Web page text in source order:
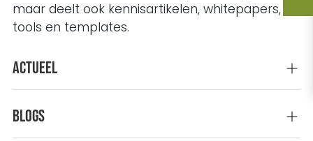
maar deelt ook kennisartikelen, whitepapers,
tools en templates.
Actueel
Blogs